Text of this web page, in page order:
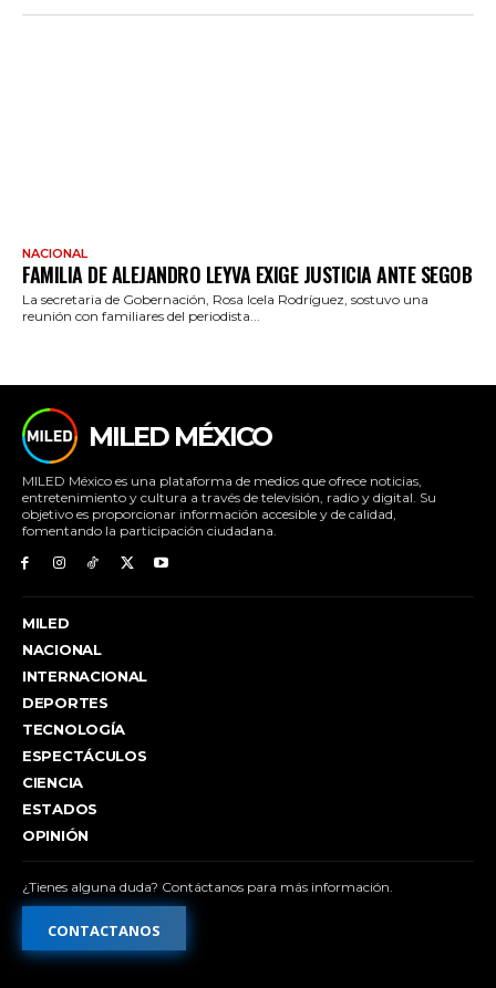
NACIONAL
FAMILIA DE ALEJANDRO LEYVA EXIGE JUSTICIA ANTE SEGOB
La secretaria de Gobernación, Rosa Icela Rodríguez, sostuvo una
reunión con familiares del periodista...
MILED MÉXICO
MILED México es una plataforma de medios que ofrece noticias,
entretenimiento y cultura a través de televisión, radio y digital. Su
objetivo es proporcionar información accesible y de calidad,
fomentando la participación ciudadana.
MILED
NACIONAL
INTERNACIONAL
DEPORTES
TECNOLOGÍA
ESPECTÁCULOS
CIENCIA
ESTADOS
OPINIÓN
¿Tienes alguna duda? Contáctanos para más información.
CONTACTANOS